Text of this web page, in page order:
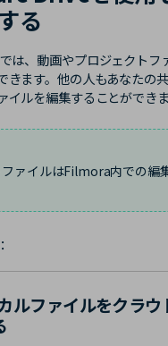
る
は、動画やプロジェクトフ
きます。他の人もあなたの
イルを編集することができま
ァイルはFilmora内での編
ルファイルをクラウ